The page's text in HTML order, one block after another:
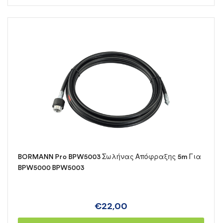
BORMANN Pro BPW5003 Σωλήνας Απόφραξης 5m Για
BPW5000 BPW5003
€22,00